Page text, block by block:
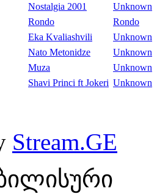
Nostalgia 2001
Unknown
Rondo
Rondo
Eka Kvaliashvili
Unknown
Nato Metonidze
Unknown
Muza
Unknown
Shavi Princi ft Jokeri Unknown
Stream.GE